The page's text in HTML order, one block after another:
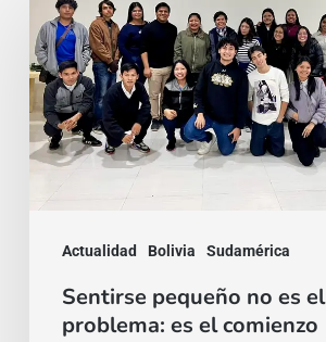
Actualidad Bolivia Sudamérica
pequeño
no
es
el
problema:
Sentirse pequeño no es el
problema: es el comienzo